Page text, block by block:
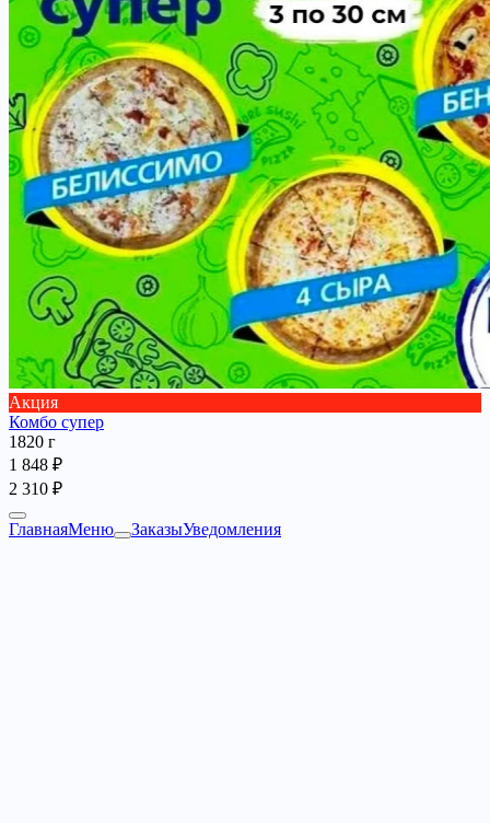
Акция
Комбо супер
1820 г
1 848 ₽
2 310 ₽
ГлавнаяМеню ЗаказыУведомления